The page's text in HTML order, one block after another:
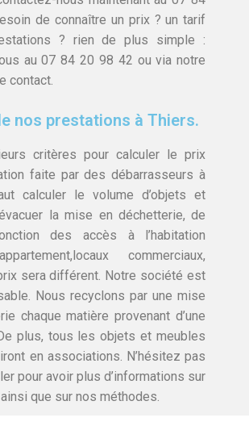
de connaître un prix ? un tarif
? rien de plus simple :
au 07 84 20 98 42 ou via notre
contact.
nos prestations à Thiers.
critères pour calculer le prix
faite par des débarrasseurs à
calculer le volume d’objets et
la mise en déchetterie, de
des accès à l’habitation
commerciaux,
sera différent. Notre société est
Nous recyclons par une mise
chaque matière provenant d’une
plus, tous les objets et meubles
en associations. N’hésitez pas
pour avoir plus d’informations sur
que sur nos méthodes.